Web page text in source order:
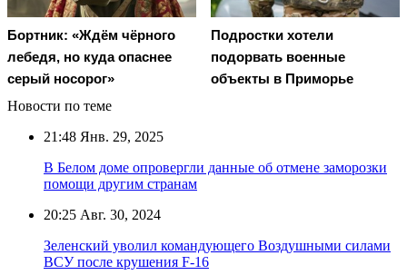
Бортник: «Ждём чёрного
лебедя, но куда опаснее
серый носорог»
Подростки хотели
подорвать военные
объекты в Приморье
Новости по теме
21:48 Янв. 29, 2025
В Белом доме опровергли данные об отмене заморозки
помощи другим странам
20:25 Авг. 30, 2024
Зеленский уволил командующего Воздушными силами
ВСУ после крушения F-16